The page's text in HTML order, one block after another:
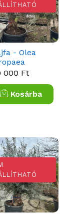
- Olea
000 Ft
Kosárba